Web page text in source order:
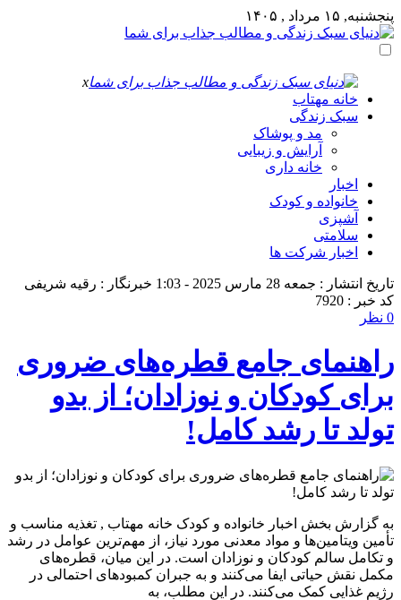
پنجشنبه, ۱۵ مرداد , ۱۴۰۵
x
خانه مهتاب
سبک زندگی
مد و پوشاک
آرایش و زیبایی
خانه داری
اخبار
خانواده و کودک
آشپزی
سلامتی
اخبار شرکت ها
تاریخ انتشار : جمعه 28 مارس 2025 - 1:03
خبرنگار : رقیه شریفی
کد خبر : 7920
0 نظر
راهنمای جامع قطره‌های ضروری
برای کودکان و نوزادان؛ از بدو
تولد تا رشد کامل!
به گزارش بخش اخبار خانواده و کودک خانه مهتاب , تغذیه مناسب و
تأمین ویتامین‌ها و مواد معدنی مورد نیاز، از مهم‌ترین عوامل در رشد
و تکامل سالم کودکان و نوزادان است. در این میان، قطره‌های
مکمل نقش حیاتی ایفا می‌کنند و به جبران کمبودهای احتمالی در
رژیم غذایی کمک می‌کنند. در این مطلب، به